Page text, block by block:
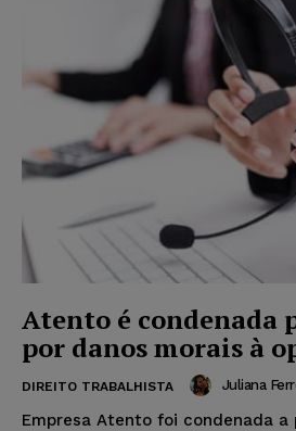
Atento é condenada
por danos morais à
DIREITO TRABALHISTA Juliana
Empresa Atento foi condenada a